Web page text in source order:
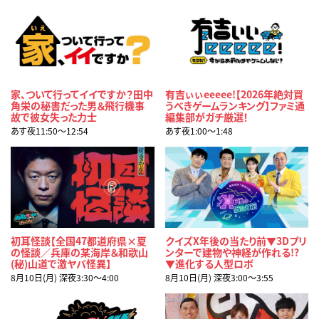
家、ついて行ってイイですか？田中
角栄の秘書だった男＆飛行機事
故で彼女失った力士
あす夜11:50〜12:54
有吉ぃぃeeeee!【2026年絶対買
うべきゲームランキング】ファミ通
編集部がガチ厳選！
あす夜1:00〜1:48
初耳怪談【全国47都道府県×夏
の怪談／兵庫の某海岸＆和歌山
(秘)山道で激ヤバ怪異】
8月10日(月) 深夜3:30〜4:00
クイズX年後の当たり前▼3Dプリ
ンターで建物や神経が作れる!?
▼進化する人型ロボ
8月10日(月) 深夜3:00〜3:55